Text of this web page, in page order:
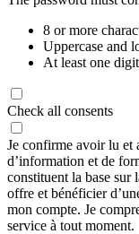
8 or more
Uppercase and
At least one
Check all consents
Je confirme avoir lu et
d’information et de
constituent la base sur
offre et bénéficier
mon compte. Je
service à tout moment.